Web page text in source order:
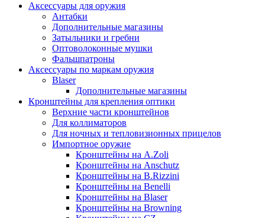
Аксессуары для оружия
Антабки
Дополнительные магазины
Затыльники и гребни
Оптоволоконные мушки
Фальшпатроны
Аксессуары по маркам оружия
Blaser
Дополнительные магазины
Кронштейны для крепления оптики
Верхние части кронштейнов
Для коллиматоров
Для ночных и тепловизионных прицелов
Импортное оружие
Кронштейны на A.Zoli
Кронштейны на Anschutz
Кронштейны на B.Rizzini
Кронштейны на Benelli
Кронштейны на Blaser
Кронштейны на Browning